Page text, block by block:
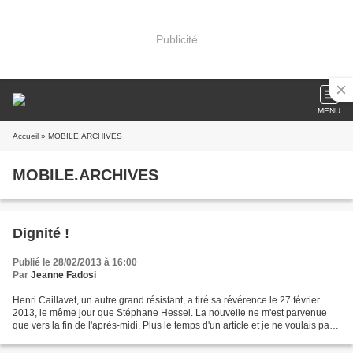
Publicité
MENU
Accueil » MOBILE.ARCHIVES
MOBILE.ARCHIVES
Dignité !
Publié le 28/02/2013 à 16:00
Par Jeanne Fadosi
Henri Caillavet, un autre grand résistant, a tiré sa révérence le 27 février
2013, le même jour que Stéphane Hessel. La nouvelle ne m'est parvenue
que vers la fin de l'après-midi. Plus le temps d'un article et je ne voulais pas